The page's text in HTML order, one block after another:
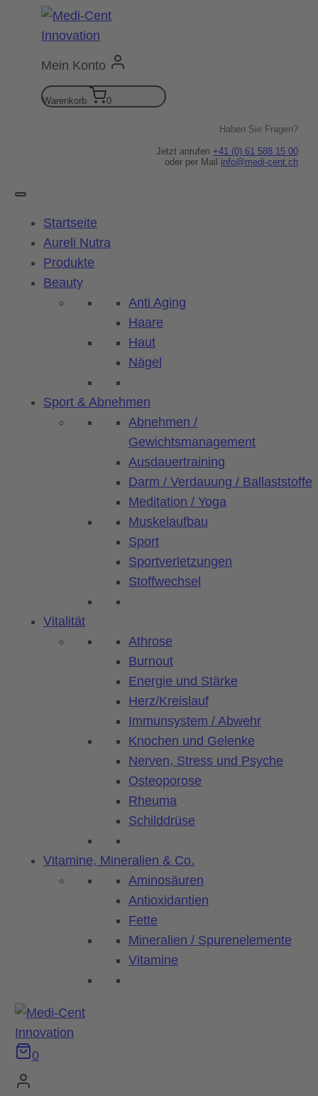
Mein Konto
Warenkorb 0
Haben Sie Fragen?
Jetzt anrufen +41 (0) 61 588 15 00
oder per Mail info@medi-cent.ch
Startseite
Aureli Nutra
Produkte
Beauty
Anti Aging
Haare
Haut
Nägel
Sport & Abnehmen
Abnehmen /
Gewichtsmanagement
Ausdauertraining
Darm / Verdauung / Ballaststoffe
Meditation / Yoga
Muskelaufbau
Sport
Sportverletzungen
Stoffwechsel
Vitalität
Athrose
Burnout
Energie und Stärke
Herz/Kreislauf
Immunsystem / Abwehr
Knochen und Gelenke
Nerven, Stress und Psyche
Osteoporose
Rheuma
Schilddrüse
Vitamine, Mineralien & Co.
Aminosäuren
Antioxidantien
Fette
Mineralien / Spurenelemente
Vitamine
0